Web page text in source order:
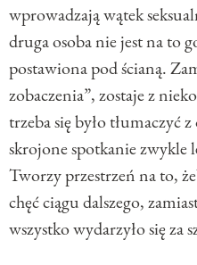
wprowadzają wątek
druga osoba nie jest na to
postawiona pod ścianą.
zobaczenia”, zostaje z
trzeba się było tłumaczyć
skrojone spotkanie zwykle
Tworzy przestrzeń na to,
chęć ciągu dalszego,
wszystko wydarzyło się za